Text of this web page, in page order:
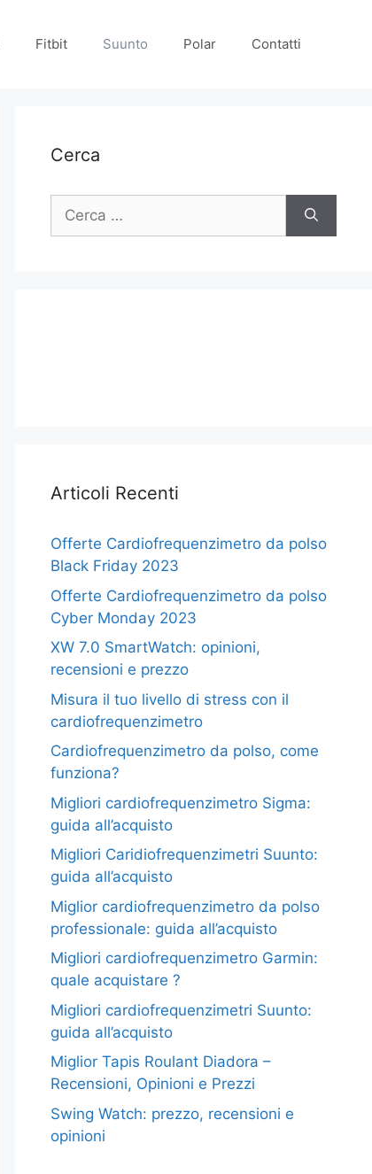
Fitbit Suunto Polar Contatti
Cerca
Ricerca
Articoli Recenti
Offerte Cardiofrequenzimetro da polso
Black Friday 2023
Offerte Cardiofrequenzimetro da polso
Cyber Monday 2023
XW 7.0 SmartWatch: opinioni,
recensioni e prezzo
Misura il tuo livello di stress con il
cardiofrequenzimetro
Cardiofrequenzimetro da polso, come
funziona?
Migliori cardiofrequenzimetro Sigma:
guida all’acquisto
Migliori Caridiofrequenzimetri Suunto:
guida all’acquisto
Miglior cardiofrequenzimetro da polso
professionale: guida all’acquisto
Migliori cardiofrequenzimetro Garmin:
quale acquistare ?
Migliori cardiofrequenzimetri Suunto:
guida all’acquisto
Miglior Tapis Roulant Diadora –
Recensioni, Opinioni e Prezzi
Swing Watch: prezzo, recensioni e
opinioni